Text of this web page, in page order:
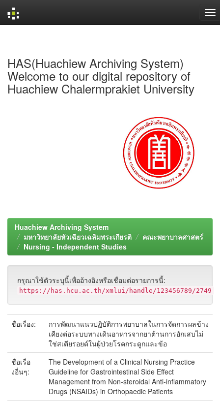
HAS(Huachiew Archiving System)
Welcome to our digital repository of
Huachiew Chalermprakiet University
Huachiew Archiving System
มหาวิทยาลัยหัวเฉียวเฉลิมพระเกียรติ
คณะพยาบาลศาสตร์
Nursing - Independent Studies
กรุณาใช้ตัวระบุนี้เพื่ออ้างอิงหรือเชื่อมต่อรายการนี้:
https://has.hcu.ac.th/xmlui/handle/123456789/2749
ชื่อเรื่อง:
การพัฒนาแนวปฏิบัติการพยาบาลในการจัดการผลข้าง
เคียงต่อระบบทางเดินอาหารจากยาต้านการอักเสบไม่
ใช่สเตียรอยด์ในผู้ป่วยโรคกระดูกและข้อ
ชื่อเรื่อ
งอื่นๆ:
The Development of a Clinical Nursing Practice
Guideline for Gastrointestinal Side Effect
Management from Non-steroidal Anti-inflammatory
Drugs (NSAIDs) in Orthopaedic Patients